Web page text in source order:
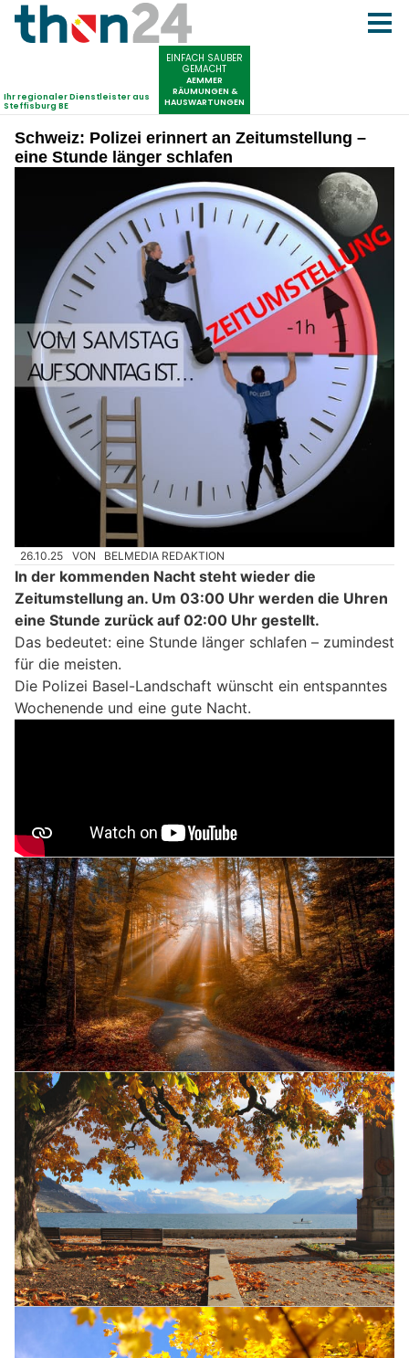
Schweiz: Polizei erinnert an Zeitumstellung –
eine Stunde länger schlafen
26.10.25 VON BELMEDIA REDAKTION
In der kommenden Nacht steht wieder die
Zeitumstellung an. Um 03:00 Uhr werden die Uhren
eine Stunde zurück auf 02:00 Uhr gestellt.
Das bedeutet: eine Stunde länger schlafen – zumindest
für die meisten.
Die Polizei Basel-Landschaft wünscht ein entspanntes
Wochenende und eine gute Nacht.